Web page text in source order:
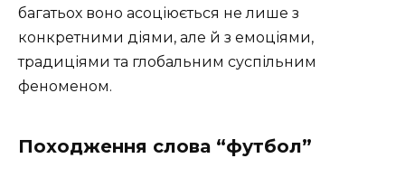
багатьох воно асоціюється не лише з
конкретними діями, але й з емоціями,
традиціями та глобальним суспільним
феноменом.
Походження слова “футбол”